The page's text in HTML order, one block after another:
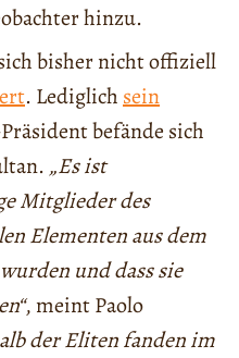
hinzu.
bisher nicht offiziell
. Lediglich sein
befände sich
„Es ist
Mitglieder des
Elementen aus dem
und dass sie
, meint Paolo
der Eliten fanden im